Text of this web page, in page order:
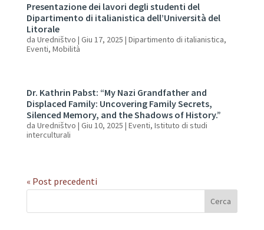
Presentazione dei lavori degli studenti del
Dipartimento di italianistica dell’Università del
Litorale
da Uredništvo | Giu 17, 2025 | Dipartimento di italianistica,
Eventi, Mobilità
Dr. Kathrin Pabst: “My Nazi Grandfather and
Displaced Family: Uncovering Family Secrets,
Silenced Memory, and the Shadows of History.”
da Uredništvo | Giu 10, 2025 | Eventi, Istituto di studi
interculturali
« Post precedenti
Cerca